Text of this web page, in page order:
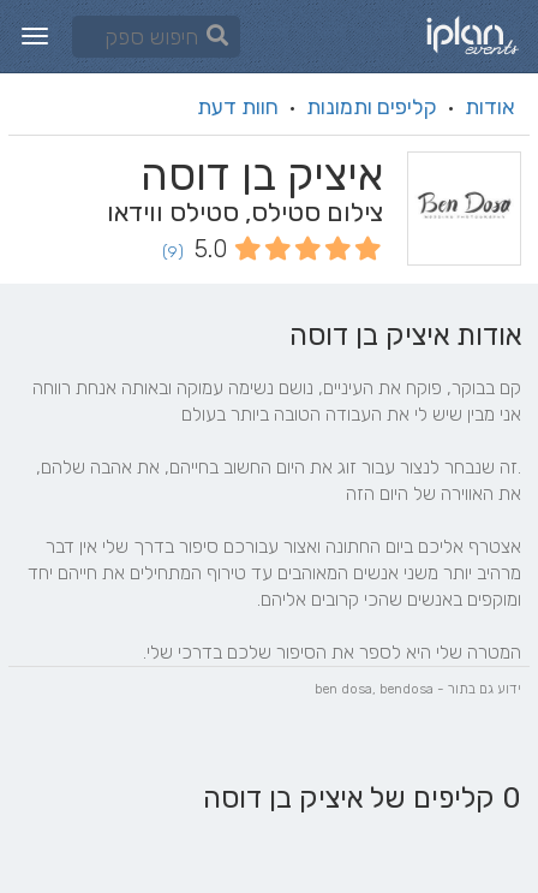
אודות · קליפים ותמונות · חוות דעת
איציק בן דוסה
צילום סטילס, סטילס ווידאו
5.0
(9)
אודות איציק בן דוסה
המטרה שלי היא לספר את הסיפור שלכם בדרכי שלי.
ידוע גם בתור - ben dosa, bendosa
0 קליפים של איציק בן דוסה